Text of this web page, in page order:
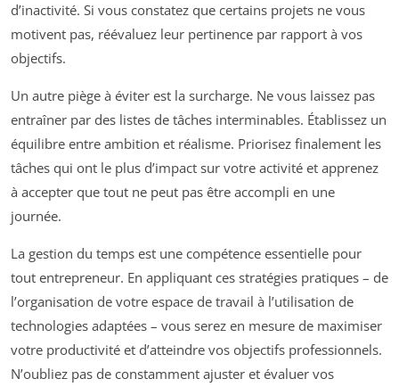
d’inactivité. Si vous constatez que certains projets ne vous
motivent pas, réévaluez leur pertinence par rapport à vos
objectifs.
Un autre piège à éviter est la surcharge. Ne vous laissez pas
entraîner par des listes de tâches interminables. Établissez un
équilibre entre ambition et réalisme. Priorisez finalement les
tâches qui ont le plus d’impact sur votre activité et apprenez
à accepter que tout ne peut pas être accompli en une
journée.
La gestion du temps est une compétence essentielle pour
tout entrepreneur. En appliquant ces stratégies pratiques – de
l’organisation de votre espace de travail à l’utilisation de
technologies adaptées – vous serez en mesure de maximiser
votre productivité et d’atteindre vos objectifs professionnels.
N’oubliez pas de constamment ajuster et évaluer vos